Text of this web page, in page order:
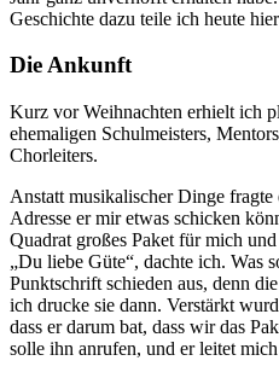
Geschichte dazu teile ich heute
Die Ankunft
Kurz vor Weihnachten erhielt ich
ehemaligen Schulmeisters,
Chorleiters.
Anstatt musikalischer Dinge
Adresse er mir etwas schicken
Quadrat großes Paket für mich
„Du liebe Güte“, dachte ich. Was
Punktschrift schieden aus, denn
ich drucke sie dann. Verstärkt
dass er darum bat, dass wir das
solle ihn anrufen, und er leitet